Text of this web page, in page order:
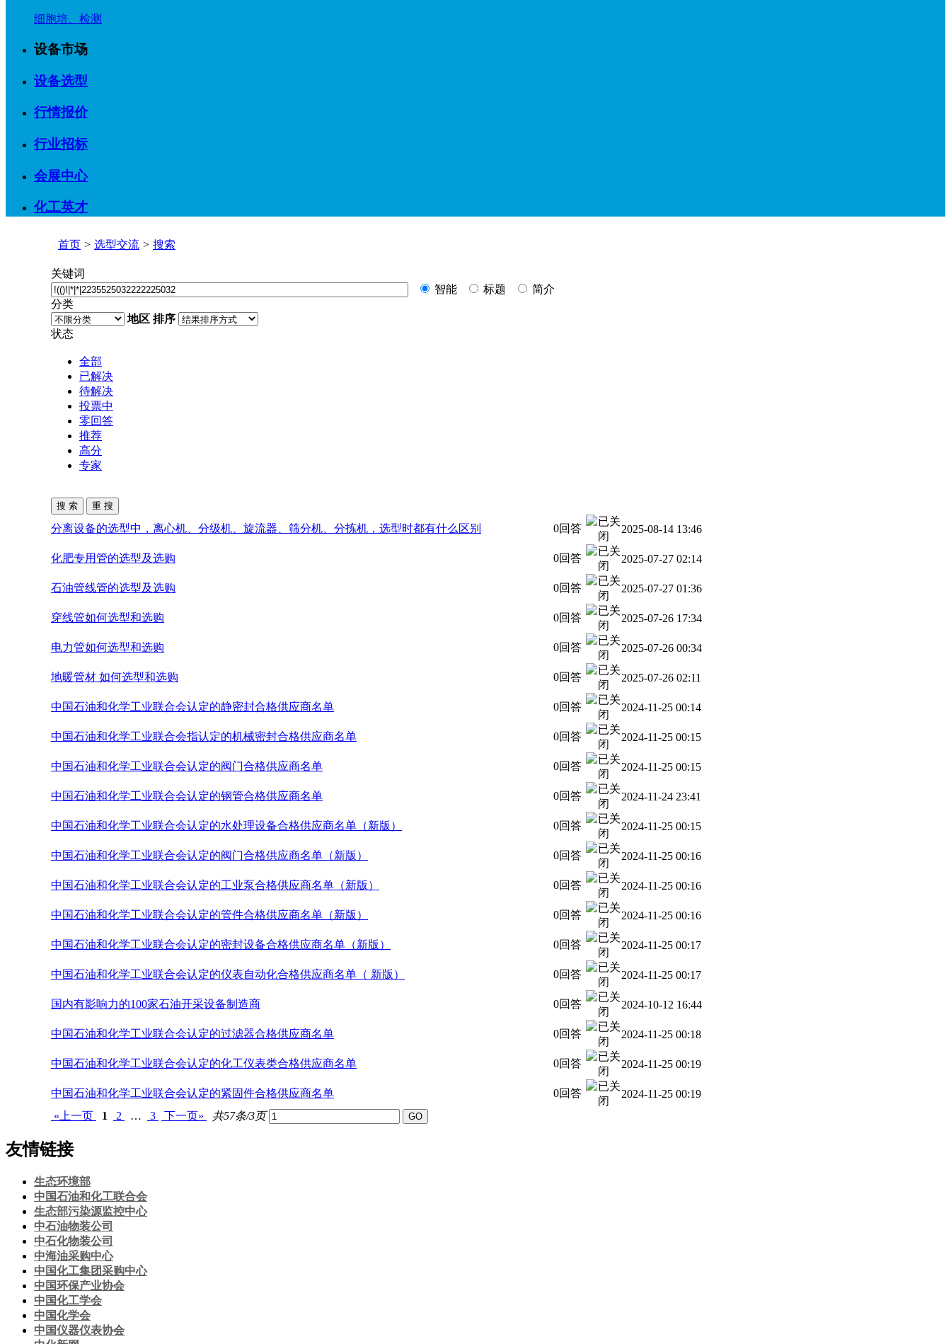
细胞培、检测
设备市场
设备选型
行情报价
行业招标
会展中心
化工英才
首页 > 选型交流 > 搜索
关键词
智能
标题
简介
分类
地区 排序
状态
全部
已解决
待解决
投票中
零回答
推荐
高分
专家
分离设备的选型中，离心机、分级机、旋流器、筛分机、分拣机，选型时都有什么区别 0回答 2025-08-14 13:46
化肥专用管的选型及选购 0回答 2025-07-27 02:14
石油管线管的选型及选购 0回答 2025-07-27 01:36
穿线管如何选型和选购 0回答 2025-07-26 17:34
电力管如何选型和选购 0回答 2025-07-26 00:34
地暖管材 如何选型和选购 0回答 2025-07-26 02:11
中国石油和化学工业联合会认定的静密封合格供应商名单 0回答 2024-11-25 00:14
中国石油和化学工业联合会指认定的机械密封合格供应商名单 0回答 2024-11-25 00:15
中国石油和化学工业联合会认定的阀门合格供应商名单 0回答 2024-11-25 00:15
中国石油和化学工业联合会认定的钢管合格供应商名单 0回答 2024-11-24 23:41
中国石油和化学工业联合会认定的水处理设备合格供应商名单（新版） 0回答 2024-11-25 00:15
中国石油和化学工业联合会认定的阀门合格供应商名单（新版） 0回答 2024-11-25 00:16
中国石油和化学工业联合会认定的工业泵合格供应商名单（新版） 0回答 2024-11-25 00:16
中国石油和化学工业联合会认定的管件合格供应商名单（新版） 0回答 2024-11-25 00:16
中国石油和化学工业联合会认定的密封设备合格供应商名单（新版） 0回答 2024-11-25 00:17
中国石油和化学工业联合会认定的仪表自动化合格供应商名单（ 新版） 0回答 2024-11-25 00:17
国内有影响力的100家石油开采设备制造商 0回答 2024-10-12 16:44
中国石油和化学工业联合会认定的过滤器合格供应商名单 0回答 2024-11-25 00:18
中国石油和化学工业联合会认定的化工仪表类合格供应商名单 0回答 2024-11-25 00:19
中国石油和化学工业联合会认定的紧固件合格供应商名单 0回答
2024-11-25 00:19
«上一页
1 2 … 3 下一页» 共57条/3页
友情链接
生态环境部
中国石油和化工联合会
生态部污染源监控中心
中石油物装公司
中石化物装公司
中海油采购中心
中国化工集团采购中心
中国环保产业协会
中国化工学会
中国化学会
中国仪器仪表协会